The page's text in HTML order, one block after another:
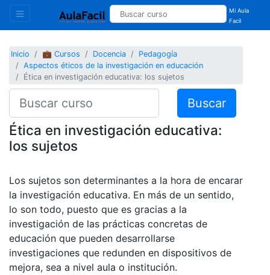
Mi Aula
Facil
Inicio 💼 Cursos Docencia
Pedagogía
Aspectos éticos de la investigación en educación
Ética en investigación educativa: los sujetos
Buscar
Ética en investigación educativa:
los sujetos
Los sujetos son determinantes a la hora de encarar
la investigación educativa. En más de un sentido,
lo son todo, puesto que es gracias a la
investigación de las prácticas concretas de
educación que pueden desarrollarse
investigaciones que redunden en dispositivos de
mejora, sea a nivel aula o institución.